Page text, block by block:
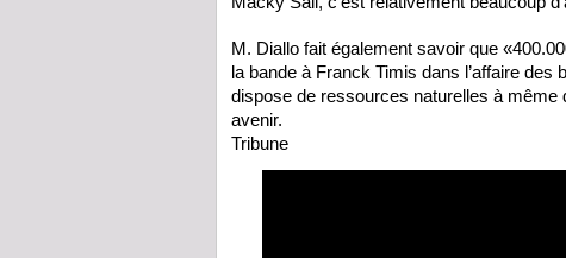
M. Diallo fait également savoir que
la bande à Franck Timis dans l’affaire
dispose de ressources naturelles à même
avenir.
Tribune